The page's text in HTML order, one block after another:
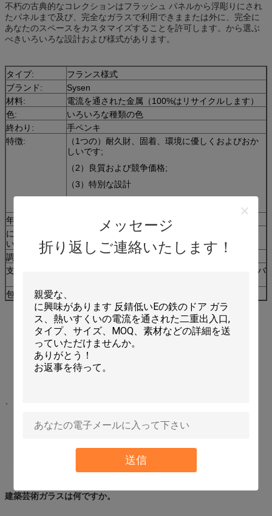
メッセージ
折り返しご連絡いたします！
送信
不朽の古典的なコレクションはフラッシュ パネルから浮彫りにされ
たパネルまで及び、完全なガラスで利用できままたは外に、完全に
あなたのスペースをカスタマイズすることを許可します。から選ぶ
べきいろいろな設計および様式があります。
タイプ:
フランス様式
ブランド:
Sysen
材料:
電流を通された金属（100%はリサイクルします）
色:
いろいろな種類の色
終わり:
手ペンキ
特徴:
（1つの）耐久財、固着、環境に優しくおよびおか
しいです;
（2）良質および競争価格;
（3）特別な設計
年齢のため
異なった年齢
に適用して下さ
い
庭、公園、遊園地、公共の場
調達期間
順序の後の35仕事日
支払:
L/C、T/T （30%の沈殿物、配達商品の前の70%のバ
包装:
建築芸術ガラスは何ですか。